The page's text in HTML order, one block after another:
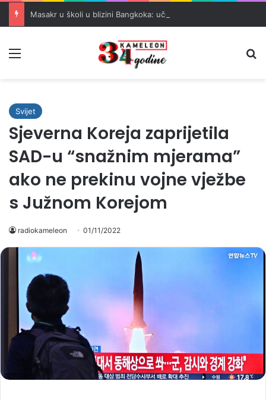
Svijet
Sjeverna Koreja zaprijetila
SAD-u “snažnim mjerama”
ako ne prekinu vojne vježbe
s Južnom Korejom
radiokameleon 01/11/2022